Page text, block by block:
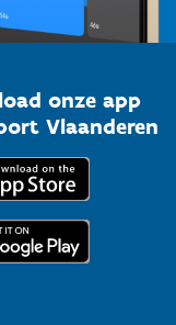
onze app
Vlaanderen